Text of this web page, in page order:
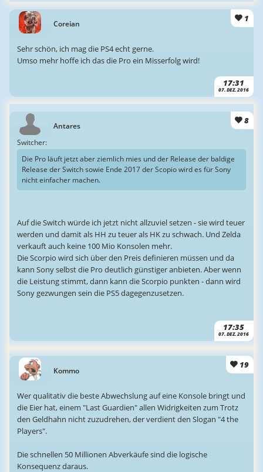
Coreian
1
17:31
07. DEZ. 2016
Sehr schön, ich mag die PS4 echt gerne.
Umso mehr hoffe ich das die Pro ein Misserfolg wird!
Antares 8
17:35
07. DEZ. 2016
Switcher:
Die Pro läuft jetzt aber ziemlich mies und der Release der baldige
Release der Switch sowie Ende 2017 der Scopio wird es für Sony
nicht einfacher machen.
Auf die Switch würde ich jetzt nicht allzuviel setzen - sie wird teuer
werden und damit als HH zu teuer als HK zu schwach. Und Zelda
verkauft auch keine 100 Mio Konsolen mehr.
Die Scorpio wird sich über den Preis definieren müssen und da
kann Sony selbst die Pro deutlich günstiger anbieten. Aber wenn
die Leistung stimmt, dann kann die Scorpio punkten - dann wird
Sony gezwungen sein die PS5 dagegenzusetzen.
Kommo
19
Wer qualitativ die beste Abwechslung auf eine Konsole bringt und
die Eier hat, einem "Last Guardien" allen Widrigkeiten zum Trotz
den Geldhahn nicht zuzudrehen, der verdient den Slogan "4 the
Players".
Die schnellen 50 Millionen Abverkäufe sind die logische
Konsequenz daraus.